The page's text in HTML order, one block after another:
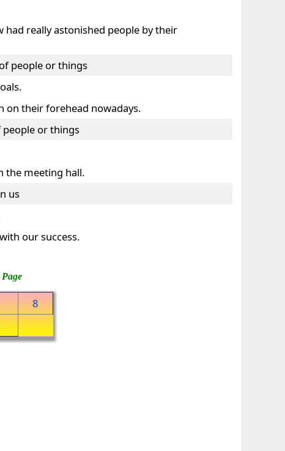
had really astonished people by their
people or things
on their forehead nowadays.
or things
the meeting hall.
us
our success.
8